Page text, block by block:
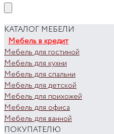
КАТАЛОГ МЕБЕЛИ
Мебель в кредит
Мебель для гостиной
Мебель для кухни
Мебель для спальни
Мебель для детской
Мебель для прихожей
Мебель для офиса
Мебель для ванной
ПОКУПАТЕЛЮ